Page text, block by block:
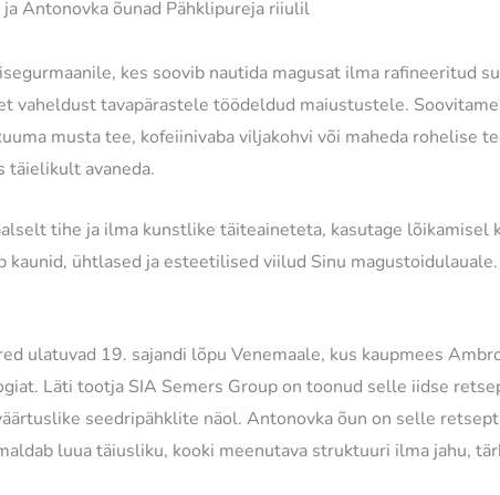
Antonovka õunad Pähklipureja riiulil
kes soovib nautida magusat ilma rafineeritud
vaheldust tavapärastele töödeldud maiustustele.
musta tee, kofeiinivaba viljakohvi või maheda rohelise
täielikult avaneda.
tihe ja ilma kunstlike täiteaineteta, kasutage lõikamisel
kaunid, ühtlased ja esteetilised viilud Sinu magustoidulauale.
ulatuvad 19. sajandi lõpu Venemaale, kus kaupmees
Läti tootja SIA Semers Group on toonud selle iidse
seedripähklite näol. Antonovka õun on selle
luua täiusliku, kooki meenutava struktuuri ilma jahu,